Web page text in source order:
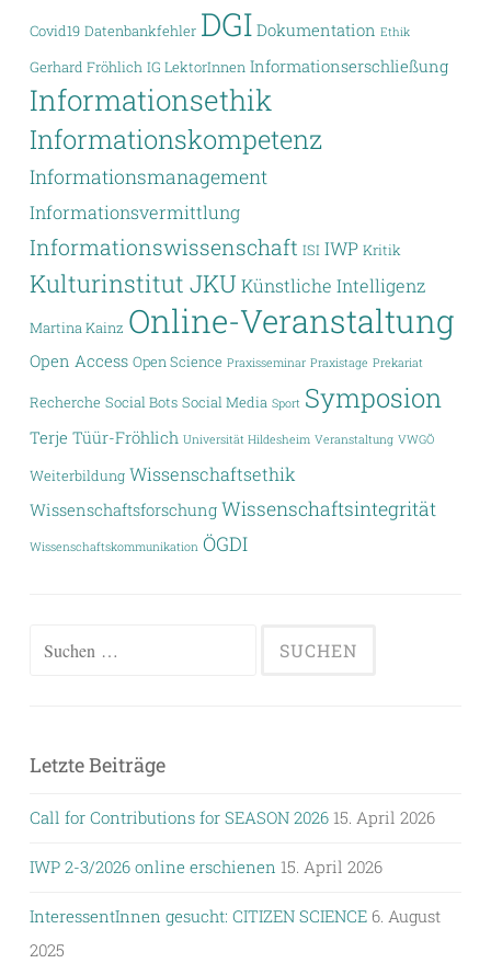
Covid19 Datenbankfehler DGI Dokumentation Ethik
Gerhard Fröhlich IG LektorInnen Informationserschließung
Informationsethik
Informationskompetenz
Informationsmanagement
Informationsvermittlung
Informationswissenschaft ISI IWP Kritik
Kulturinstitut JKU Künstliche Intelligenz
Martina Kainz Online-Veranstaltung
Open Access Open Science Praxisseminar Praxistage Prekariat
Recherche Social Bots Social Media Sport Symposion
Terje Tüür-Fröhlich Universität Hildesheim Veranstaltung VWGÖ
Weiterbildung Wissenschaftsethik
Wissenschaftsforschung Wissenschaftsintegrität
Wissenschaftskommunikation ÖGDI
Suchen
Letzte Beiträge
Call for Contributions for SEASON 2026 15. April 2026
IWP 2-3/2026 online erschienen 15. April 2026
InteressentInnen gesucht: CITIZEN SCIENCE 6. August
2025